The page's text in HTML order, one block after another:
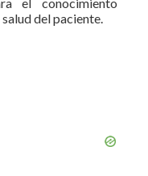
del paciente.